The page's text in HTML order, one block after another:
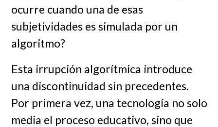
ocurre cuando una de esas
subjetividades es simulada por un
algoritmo?
Esta irrupción algorítmica introduce
una discontinuidad sin precedentes.
Por primera vez, una tecnología no solo
media el proceso educativo, sino que